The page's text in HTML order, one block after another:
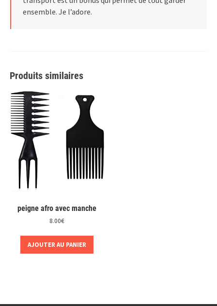
ensemble. Je l’adore.
Produits similaires
peigne afro avec manche
8.00€
AJOUTER AU PANIER